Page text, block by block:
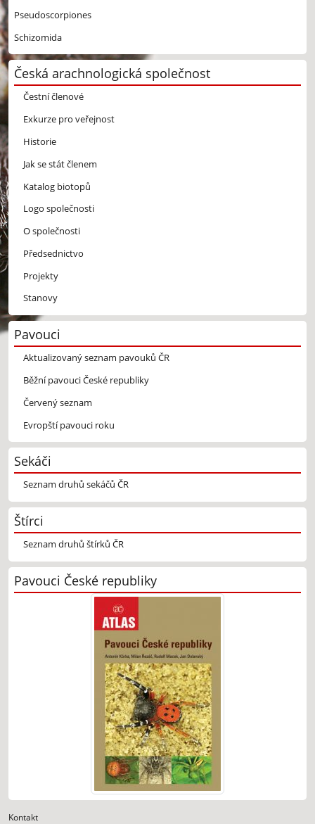
Pseudoscorpiones
Schizomida
Česká arachnologická společnost
Čestní členové
Exkurze pro veřejnost
Historie
Jak se stát členem
Katalog biotopů
Logo společnosti
O společnosti
Předsednictvo
Projekty
Stanovy
Pavouci
Aktualizovaný seznam pavouků ČR
Běžní pavouci České republiky
Červený seznam
Evropští pavouci roku
Sekáči
Seznam druhů sekáčů ČR
Štírci
Seznam druhů štírků ČR
Pavouci České republiky
Kontakt